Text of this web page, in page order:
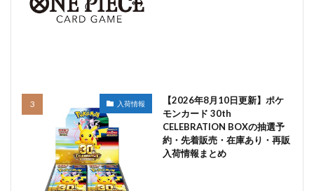
入荷情報
【2026年8月10日更新】ポケ
モンカード 30th
CELEBRATION BOXの抽選予
約・先着販売・在庫あり・再販
入荷情報まとめ